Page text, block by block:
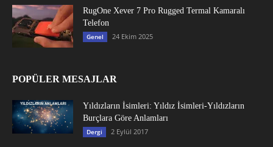
RugOne Xever 7 Pro Rugged Termal Kamaralı
Telefon
Genel 24 Ekim 2025
POPÜLER MESAJLAR
Yıldızların İsimleri: Yıldız İsimleri-Yıldızların
Burçlara Göre Anlamları
Dergi 2 Eylül 2017